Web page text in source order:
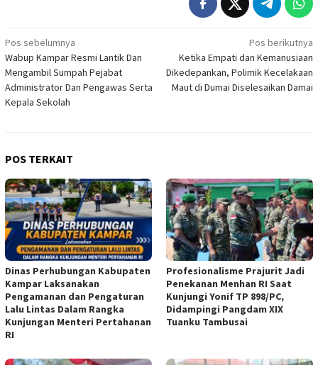
Navigasi
pos
Pos sebelumnya
Wabup Kampar Resmi Lantik Dan
Mengambil Sumpah Pejabat
Administrator Dan Pengawas Serta
Kepala Sekolah
Pos berikutnya
Ketika Empati dan Kemanusiaan
Dikedepankan, Polimik Kecelakaan
Maut di Dumai Diselesaikan Damai
POS TERKAIT
Dinas Perhubungan Kabupaten
Kampar Laksanakan
Pengamanan dan Pengaturan
Lalu Lintas Dalam Rangka
Kunjungan Menteri Pertahanan
RI
Profesionalisme Prajurit Jadi
Penekanan Menhan RI Saat
Kunjungi Yonif TP 898/PC,
Didampingi Pangdam XIX
Tuanku Tambusai